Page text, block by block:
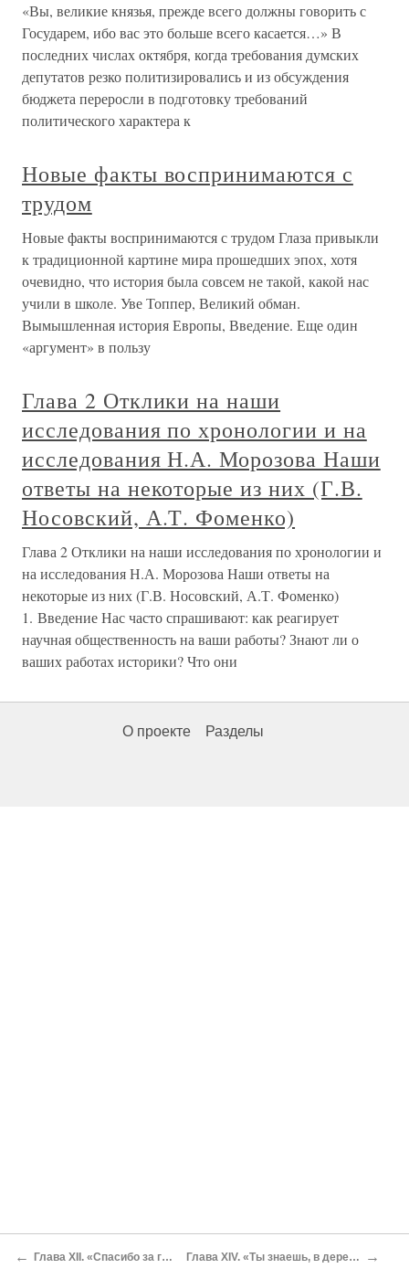
«Вы, великие князья, прежде всего должны говорить с
Государем, ибо вас это больше всего касается…» В
последних числах октября, когда требования думских
депутатов резко политизировались и из обсуждения
бюджета переросли в подготовку требований
политического характера к
Новые факты воспринимаются с
трудом
Новые факты воспринимаются с трудом Глаза привыкли
к традиционной картине мира прошедших эпох, хотя
очевидно, что история была совсем не такой, какой нас
учили в школе. Уве Топпер, Великий обман.
Вымышленная история Европы, Введение. Еще один
«аргумент» в пользу
Глава 2 Отклики на наши
исследования по хронологии и на
исследования Н.А. Морозова Наши
ответы на некоторые из них (Г.В.
Носовский, А.Т. Фоменко)
Глава 2 Отклики на наши исследования по хронологии и
на исследования Н.А. Морозова Наши ответы на
некоторые из них (Г.В. Носовский, А.Т. Фоменко)
1. Введение Нас часто спрашивают: как реагирует
научная общественность на ваши работы? Знают ли о
ваших работах историки? Что они
О проекте Разделы
← Глава XII. «Спасибо за грибы, челом за ананас »{1} Глава XIV. «Ты знаешь, в деревне одно дело: объедаться »{1} →